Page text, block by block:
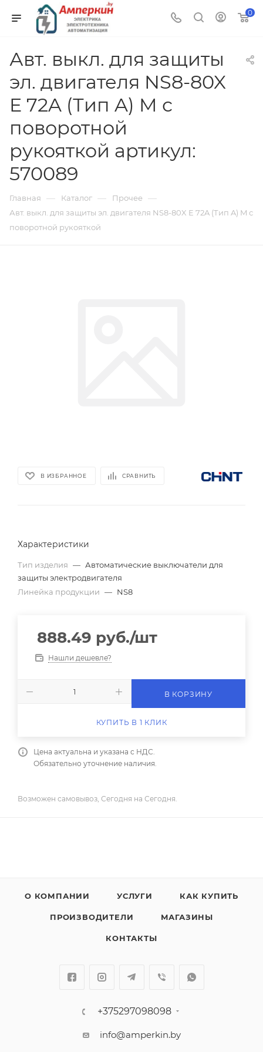
0
Авт. выкл. для защиты
эл. двигателя NS8-80X
E 72A (Тип A) M с
поворотной
рукояткой артикул:
570089
Главная — Каталог — Прочее —
Авт. выкл. для защиты эл. двигателя NS8-80X E 72A (Тип A) M с
поворотной рукояткой
В ИЗБРАННОЕ СРАВНИТЬ
Характеристики
Тип изделия — Автоматические выключатели для
защиты электродвигателя
Линейка продукции — NS8
888.49 руб./шт
Нашли дешевле?
В КОРЗИНУ
КУПИТЬ В 1 КЛИК
Цена актуальна и указана с НДС.
Обязательно уточнение наличия.
Возможен самовывоз, Сегодня на Сегодня.
О КОМПАНИИ УСЛУГИ КАК КУПИТЬ
ПРОИЗВОДИТЕЛИ МАГАЗИНЫ
КОНТАКТЫ
+375297098098
info@amperkin.by